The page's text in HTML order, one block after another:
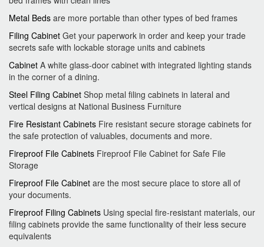
Metal Beds are more portable than other types of bed frames
Filing Cabinet Get your paperwork in order and keep your trade
secrets safe with lockable storage units and cabinets
Cabinet A white glass-door cabinet with integrated lighting stands
in the corner of a dining.
Steel Filing Cabinet Shop metal filing cabinets in lateral and
vertical designs at National Business Furniture
Fire Resistant Cabinets Fire resistant secure storage cabinets for
the safe protection of valuables, documents and more.
Fireproof File Cabinets Fireproof File Cabinet for Safe File
Storage
Fireproof File Cabinet are the most secure place to store all of
your documents.
Fireproof Filing Cabinets Using special fire-resistant materials, our
filing cabinets provide the same functionality of their less secure
equivalents